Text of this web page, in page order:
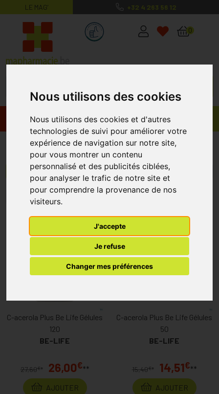
Nous utilisons des cookies
Nous utilisons des cookies et d'autres
technologies de suivi pour améliorer votre
expérience de navigation sur notre site,
pour vous montrer un contenu
personnalisé et des publicités ciblées,
pour analyser le trafic de notre site et
pour comprendre la provenance de nos
visiteurs.
J'accepte
Je refuse
Changer mes préférences
LE MAG’ +32 4 263 56 12
MaPharmacie.be ma santé, mes
0
Promos Produits
Vitamine C
Menu/Filtres
C-acerola Plus Be Life Gélules
120
BE-LIFE
27,60€ * 26,00€**
AJOUTER
C-acerola Plus Be Life Gélules
50
BE-LIFE
15,40€ * 14,51€**
AJOUTER